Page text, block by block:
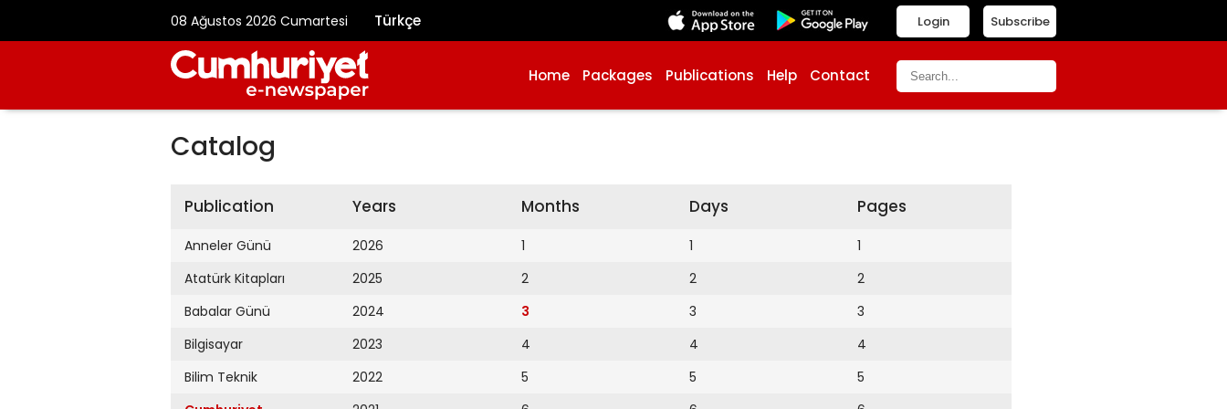
08 Ağustos 2026 Cumartesi Türkçe Subscribe
Login
Home Packages Publications Help Contact
Catalog
Publication
Anneler Günü
Atatürk Kitapları
Babalar Günü
Bilgisayar
Bilim Teknik
Years
2026
2025
2024
2023
2022
Months
1
2
3
4
5
Days
1
2
3
4
5
Pages
1
2
3
4
5